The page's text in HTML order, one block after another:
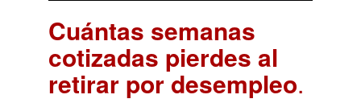
Cuántas semanas
cotizadas pierdes al
retirar por desempleo.